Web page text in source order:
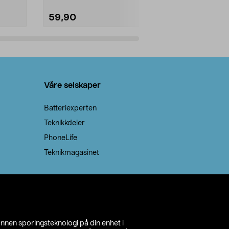
sporingsteknologi på din enhet i
59,90
Våre selskaper
Batteriexperten
Teknikkdeler
PhoneLife
Teknikmagasinet